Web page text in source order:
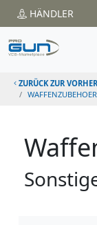
HÄNDLER
ZURÜCK ZUR
WAFFENZUBEHOER